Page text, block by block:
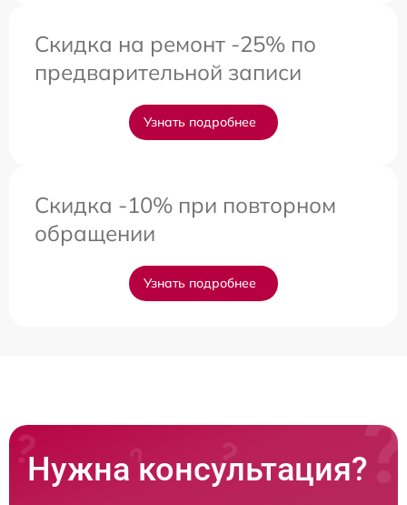
Скидка на ремонт -25% по
предварительной записи
Узнать подробнее
Скидка -10% при повторном
обращении
Узнать подробнее
Нужна консультация?